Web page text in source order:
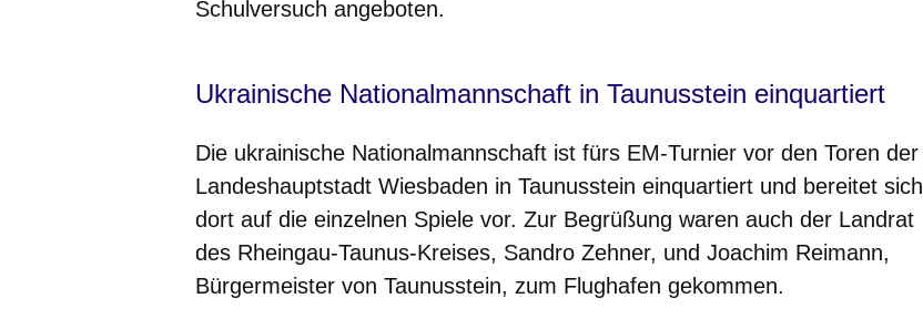
Schulversuch angeboten.
Ukrainische Nationalmannschaft in Taunusstein einquartiert
Die ukrainische Nationalmannschaft ist fürs EM-Turnier vor den Toren der
Landeshauptstadt Wiesbaden in Taunusstein einquartiert und bereitet sich
dort auf die einzelnen Spiele vor. Zur Begrüßung waren auch der Landrat
des Rheingau-Taunus-Kreises, Sandro Zehner, und Joachim Reimann,
Bürgermeister von Taunusstein, zum Flughafen gekommen.